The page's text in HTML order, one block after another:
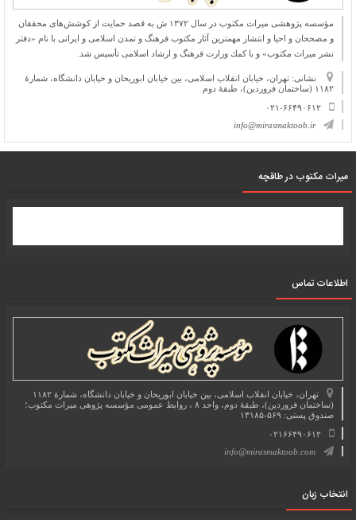
مؤسسه پژوهشی میراث مكتوب در سال ۱۳۷۲ ش به قصد حمایت از كوشش‌های محققان
و مصححان و احیا و انتشار مهمترین آثار مكتوب فرهنگ و تمدن اسلامی و ایرانی با نام «دفتر
نشر میراث مكتوب» و با كمك وزارت فرهنگ و ارشاد اسلامی تأسیس شد.
نشانی: تهران، خیابان انقلاب اسلامی، بین خیابان ابوریحان و خیابان دانشگاه، شمارۀ
۱۱۸۲ (ساختمان فروردین)، طبقۀ دوم
۰۲۱-۶۶۴۹۰۶۱۲
info@mirasmaktoob.ir
میرات مکتوب در طاقچه
اطلاعات تماس
تهران، خیابان انقلاب اسلامی، بین خیابان ابوریحان و خیابان دانشگاه، شمارۀ ۱۱۸۲
(ساختمان فروردین)، طبقۀ دوم، واحد ۸ ، روابط عمومی مؤسسه پژوهی میراث مکتوب؛
صندوق پستی: ۵۶۹-۱۳۱۸۵
۰۲۱۶۶۴۹۰۶۱۲
info@mirasmaktoob.com
انتخاب زبان